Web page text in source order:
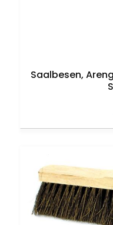
Saalbesen,